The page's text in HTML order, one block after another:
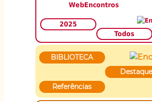
WebEncontros
2025
Todos
BIBLIOTECA
Referências